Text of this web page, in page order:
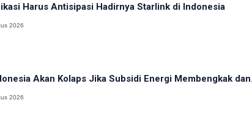
Harus Antisipasi Hadirnya Starlink di Indonesia
2026
Akan Kolaps Jika Subsidi Energi Membengkak
2026